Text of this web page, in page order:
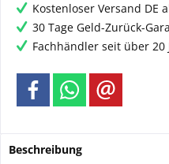
Kostenloser Versand DE
30 Tage Geld-Zurück-
Fachhändler seit über 20
Beschreibung